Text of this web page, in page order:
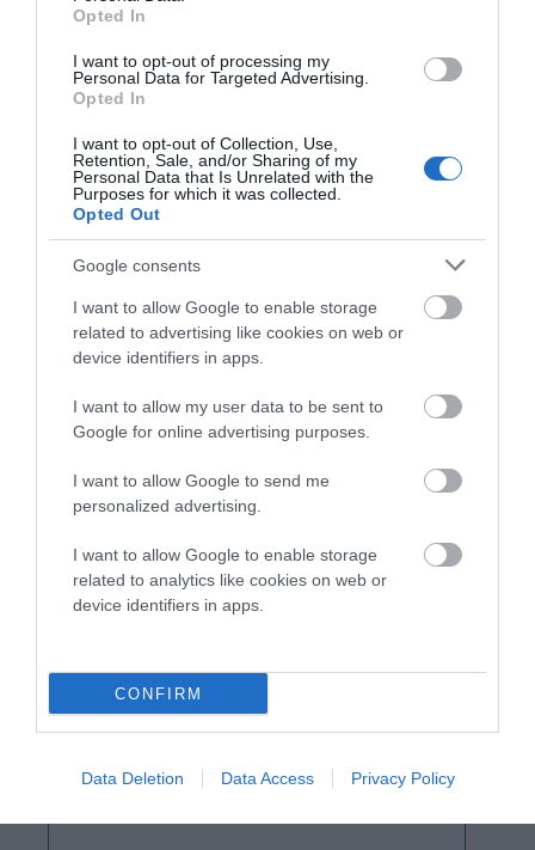
Opted In
I want to opt-out of processing my
Personal Data for Targeted Advertising.
Opted In
I want to opt-out of Collection, Use,
Retention, Sale, and/or Sharing of my
Personal Data that Is Unrelated with the
Purposes for which it was collected.
Opted Out
Google consents
I want to allow Google to enable storage
related to advertising like cookies on web or
device identifiers in apps.
I want to allow my user data to be sent to
Google for online advertising purposes.
I want to allow Google to send me
personalized advertising.
I want to allow Google to enable storage
related to analytics like cookies on web or
device identifiers in apps.
CONFIRM
Data Deletion Data Access Privacy Policy
αυτόν τον πλοηγό για την επόμενη φορά που θα σχολιάσω.